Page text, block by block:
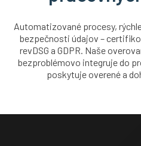
Automatizované procesy,
bezpečnosti údajov –
revDSG a GDPR. Naše
bezproblémovo integruje do
poskytuje overené a